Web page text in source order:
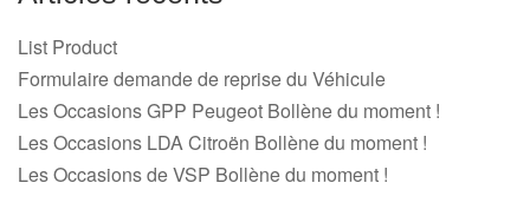
List Product
Formulaire demande de reprise du Véhicule
Les Occasions GPP Peugeot Bollène du moment !
Les Occasions LDA Citroën Bollène du moment !
Les Occasions de VSP Bollène du moment !